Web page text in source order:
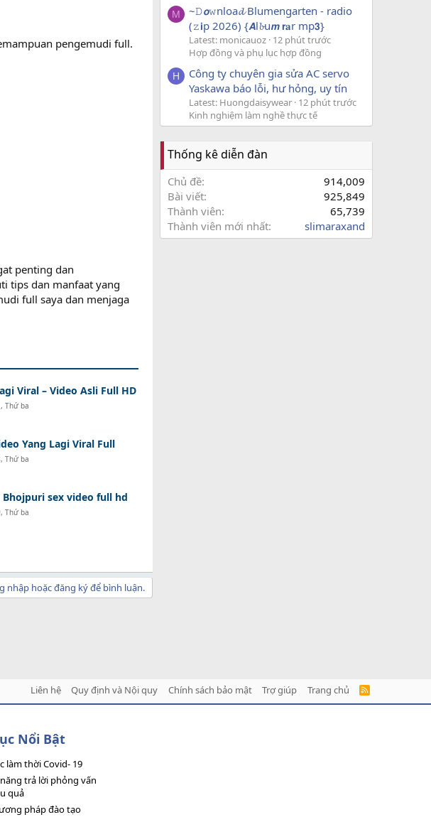
pengemudi full.
penting dan
tips dan manfaat yang
full saya dan menjaga
Viral – Video Asli Full HD
Thứ ba
Yang Lagi Viral Full
Thứ ba
Bhojpuri sex video full hd
Thứ ba
nhập hoặc đăng ký để bình luận.
M
~𝙳𝙤𝚠nloa𝓭 Blumengarten - radio
(𝚣𝗶p 2026) {𝘼l𝓫u𝙢 𝗿𝐚r mp𝟯}
Latest: monicauoz 12 phút trước
Hợp đồng và phụ lục hợp đồng
H
Công ty chuyên gia sửa AC servo
Yaskawa báo lỗi, hư hỏng, uy tín
Latest: Huongdaisywear 12 phút trước
Kinh nghiệm làm nghề thực tế
Thống kê diễn đàn
Chủ đề
914,009
Bài viết
925,849
Thành viên
65,739
Thành viên mới nhất
slimaraxand
Liên hệ Quy định và Nội quy Chính sách bảo mật Trợ giúp Trang chủ
R
Nổi Bật
làm thời Covid- 19
trả lời phỏng vấn
quả
pháp đào tạo